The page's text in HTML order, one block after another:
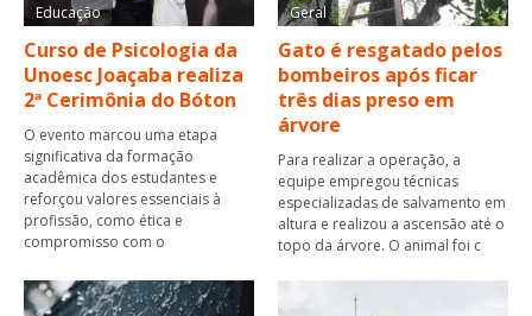
Educação
Curso de Psicologia da
Unoesc Joaçaba realiza
2ª Cerimônia do Bóton
O evento marcou uma etapa
significativa da formação
acadêmica dos estudantes e
reforçou valores essenciais à
profissão, como ética e
compromisso com o
Geral
Gato é resgatado pelos
bombeiros após ficar
três dias preso em
árvore
Para realizar a operação, a
equipe empregou técnicas
especializadas de salvamento em
altura e realizou a ascensão até o
topo da árvore. O animal foi c